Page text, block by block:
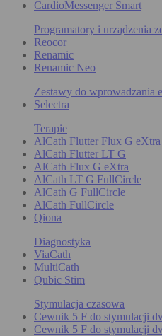
CardioMessenger Smart
Programatory i urządzenia
Reocor
Renamic
Renamic Neo
Zestawy do wprowadzania
Selectra
Terapie
AlCath Flutter Flux G eXtra
AlCath Flutter LT G
AlCath Flux G eXtra
AlCath LT G FullCircle
AlCath G FullCircle
AlCath FullCircle
Qiona
Diagnostyka
ViaCath
MultiCath
Qubic Stim
Stymulacja czasowa
Cewnik 5 F do stymulacji
Cewnik 5 F do stymulacji